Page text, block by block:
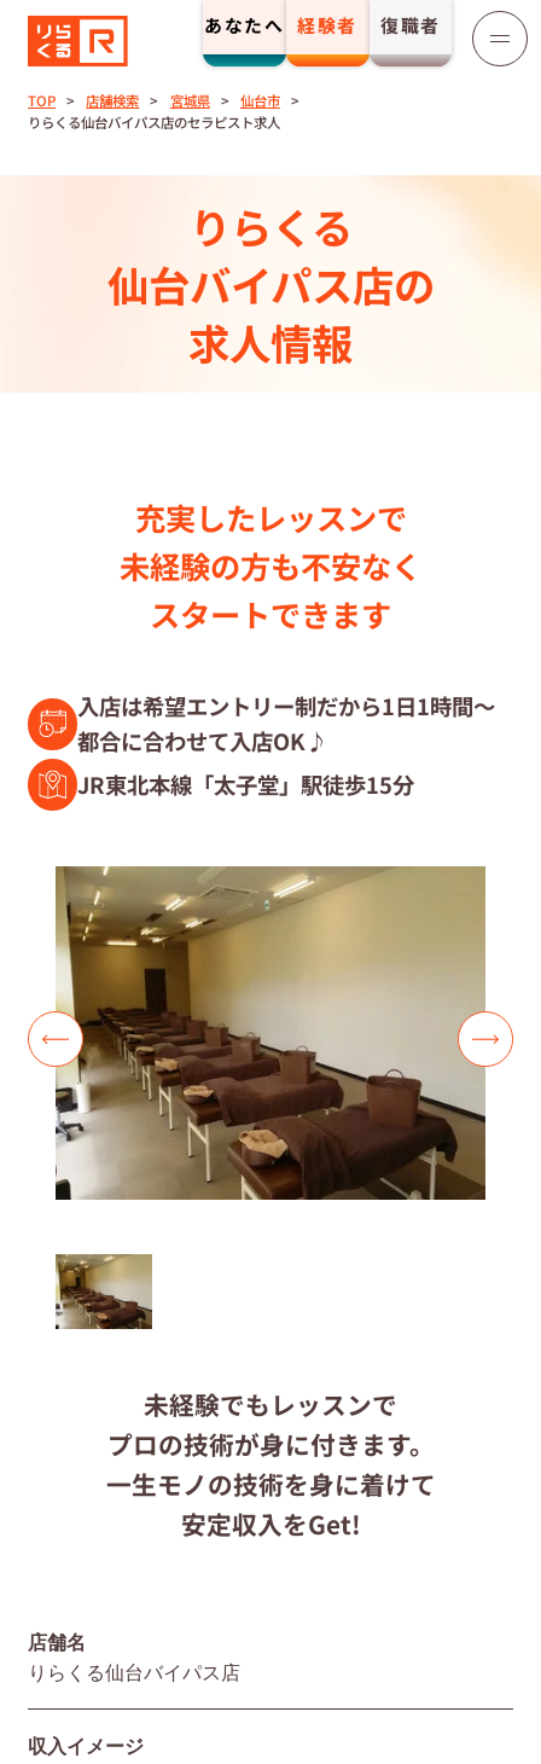
あなたへ 経験者 復職者
りらくる
セラピスト募集
セラピストストーリー⼀覧
収⼊とサポート
トレーニングセンター一覧
セラピスト募集中の店舗検索
復職セラピスト募集
コラム一覧
よくあるご質問
応募する
TOP 店舗検索 宮城県
仙台市
りらくる仙台バイパス店のセラピスト求人
りらくる
仙台バイパス店の
求人情報
充実したレッスンで
未経験の⽅も不安なく
スタートできます
入店は希望エントリー制だから1日1時間～
都合に合わせて入店OK♪
JR東北本線「太子堂」駅徒歩15分
未経験でもレッスンで
プロの技術が身に付きます。
一生モノの技術を身に着けて
安定収入をGet!
店舗名
りらくる仙台バイパス店
収入イメージ